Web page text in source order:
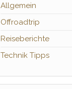
Allgemein
Offroadtrip
Reiseberichte
Technik Tipps